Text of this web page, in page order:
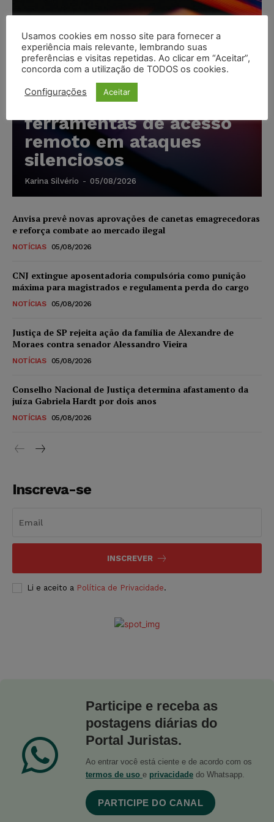
Cibercriminosos
exploram softwares
legítimos para instalar
ferramentas de acesso
remoto em ataques
silenciosos
Karina Silvério - 05/08/2026
Anvisa prevê novas aprovações de canetas emagrecedoras
e reforça combate ao mercado ilegal
NOTÍCIAS 05/08/2026
CNJ extingue aposentadoria compulsória como punição
máxima para magistrados e regulamenta perda do cargo
NOTÍCIAS 05/08/2026
Justiça de SP rejeita ação da família de Alexandre de
Moraes contra senador Alessandro Vieira
NOTÍCIAS 05/08/2026
Conselho Nacional de Justiça determina afastamento da
juíza Gabriela Hardt por dois anos
NOTÍCIAS 05/08/2026
Inscreva-se
INSCREVER
Li e aceito a Política de Privacidade.
Participe e receba as
postagens diárias do
Portal Juristas.
Ao entrar você está ciente e de acordo com os
termos de uso e privacidade do Whatsapp.
PARTICIPE DO CANAL
Usamos cookies em nosso site para fornecer a
experiência mais relevante, lembrando suas
preferências e visitas repetidas. Ao clicar em “Aceitar”,
concorda com a utilização de TODOS os cookies.
Configurações Aceitar